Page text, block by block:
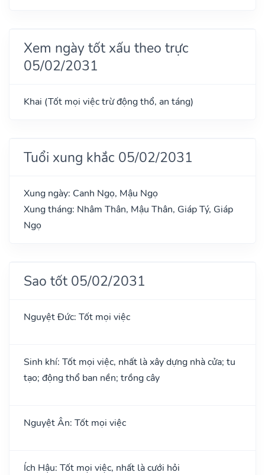
Xem ngày tốt xấu theo trực
05/02/2031
Khai (Tốt mọi việc trừ động thổ, an táng)
Tuổi xung khắc 05/02/2031
Xung ngày: Canh Ngọ, Mậu Ngọ
Xung tháng: Nhâm Thân, Mậu Thân, Giáp Tý, Giáp
Ngọ
Sao tốt 05/02/2031
Nguyệt Đức: Tốt mọi việc
Sinh khí: Tốt mọi việc, nhất là xây dựng nhà cửa; tu
tạo; động thổ ban nền; trồng cây
Nguyệt Ân: Tốt mọi việc
Ích Hậu: Tốt mọi việc, nhất là cưới hỏi